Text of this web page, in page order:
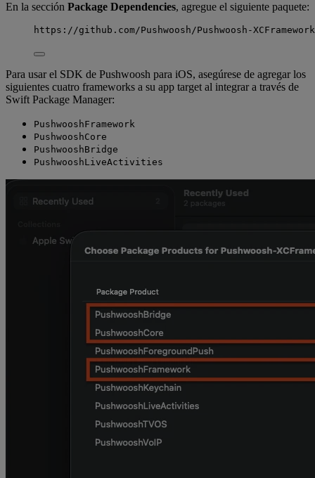
En la sección Package Dependencies, agregue el siguiente paquete:
https://github.com/Pushwoosh/Pushwoosh-XCFramework
Para usar el SDK de Pushwoosh para iOS, asegúrese de agregar los
siguientes cuatro frameworks a su app target al integrar a través de
Swift Package Manager:
PushwooshFramework
PushwooshCore
PushwooshBridge
PushwooshLiveActivities